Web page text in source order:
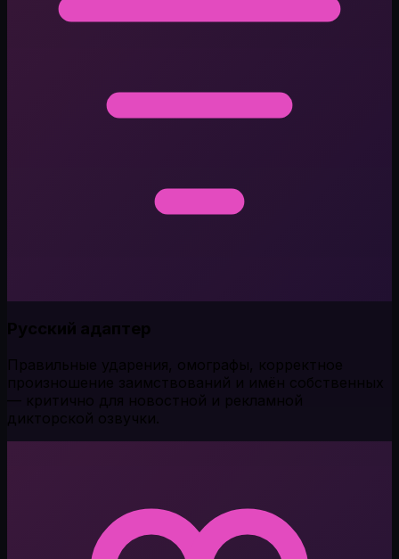
Русский адаптер
Правильные ударения, омографы, корректное
произношение заимствований и имён собственных
— критично для новостной и рекламной
дикторской озвучки.